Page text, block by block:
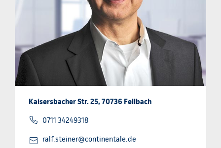
Kaisersbacher Str. 25, 70736 Fellbach
0711 34249318
ralf.steiner@continentale.de